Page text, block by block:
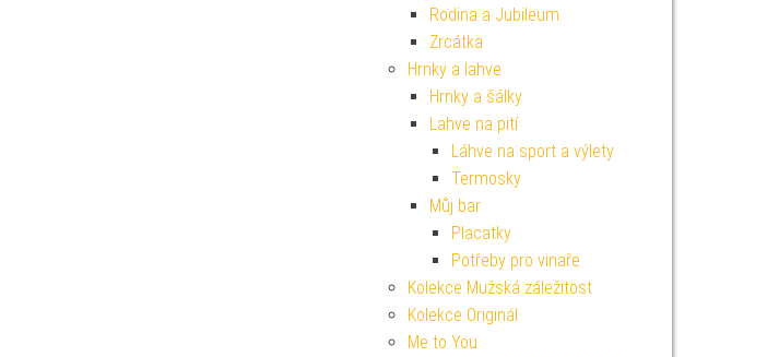
Rodina a Jubileum
Zrcátka
Hrnky a lahve
Hrnky a šálky
Lahve na pití
Láhve na sport a výlety
Termosky
Můj bar
Placatky
Potřeby pro vinaře
Kolekce Mužská záležitost
Kolekce Originál
Me to You